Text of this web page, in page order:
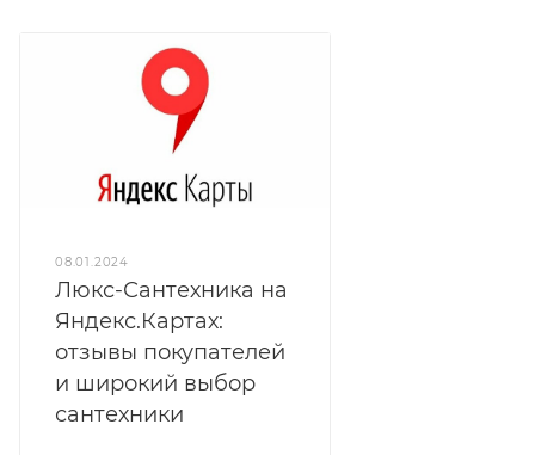
08.01.2024
Люкс-Сантехника на
Яндекс.Картах:
отзывы покупателей
и широкий выбор
сантехники